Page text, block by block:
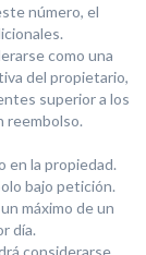
número, el
como una
del propietario,
superior a los
reembolso.
en la propiedad.
bajo petición.
máximo de un
día.
considerarse